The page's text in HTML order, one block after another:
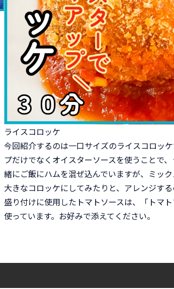
ライスコロッケ
今回紹介するのは一口サイズのライスコロッ
プだけでなくオイスターソースを使うことで
緒にご飯にハムを混ぜ込んでいますが、ミッ
大きなコロッケにしてみたりと、アレンジする
盛り付けに使用したトマトソースは、「トマ
使っています。お好みで添えてください。